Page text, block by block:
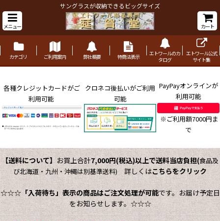
サングラスが収納できるビッグサイズ
メニュー カート
カテゴリ ご利用案内 弊社概要 特商法表示
エトワールのカ
タログ
エトワール公式
サイト集
各種クレジットカードがご
利用可能
クロネコ後払いがご利用
可能
PayPayオンラインが
利用可能
※ご利用額7000円ま
で
【送料について】 お買上合計7,000円(税込)以上で送料当店負担(食品及
び北海道・九州・沖縄は別基準送料)詳しくはこちらをクリック
☆☆☆「入荷待ち」表示の商品はご注文処理が可能です。お届け予定日
をお知らせします。☆☆☆